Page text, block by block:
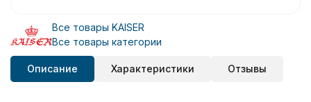
Все товары KAISER
Все товары категории
Описание Характеристики Отзывы